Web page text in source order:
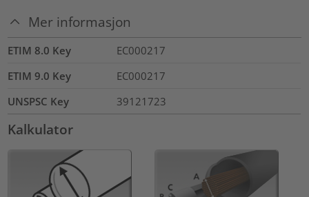
Mer informasjon
ETIM 8.0 Key
EC000217
ETIM 9.0 Key
EC000217
UNSPSC Key
39121723
Kalkulator